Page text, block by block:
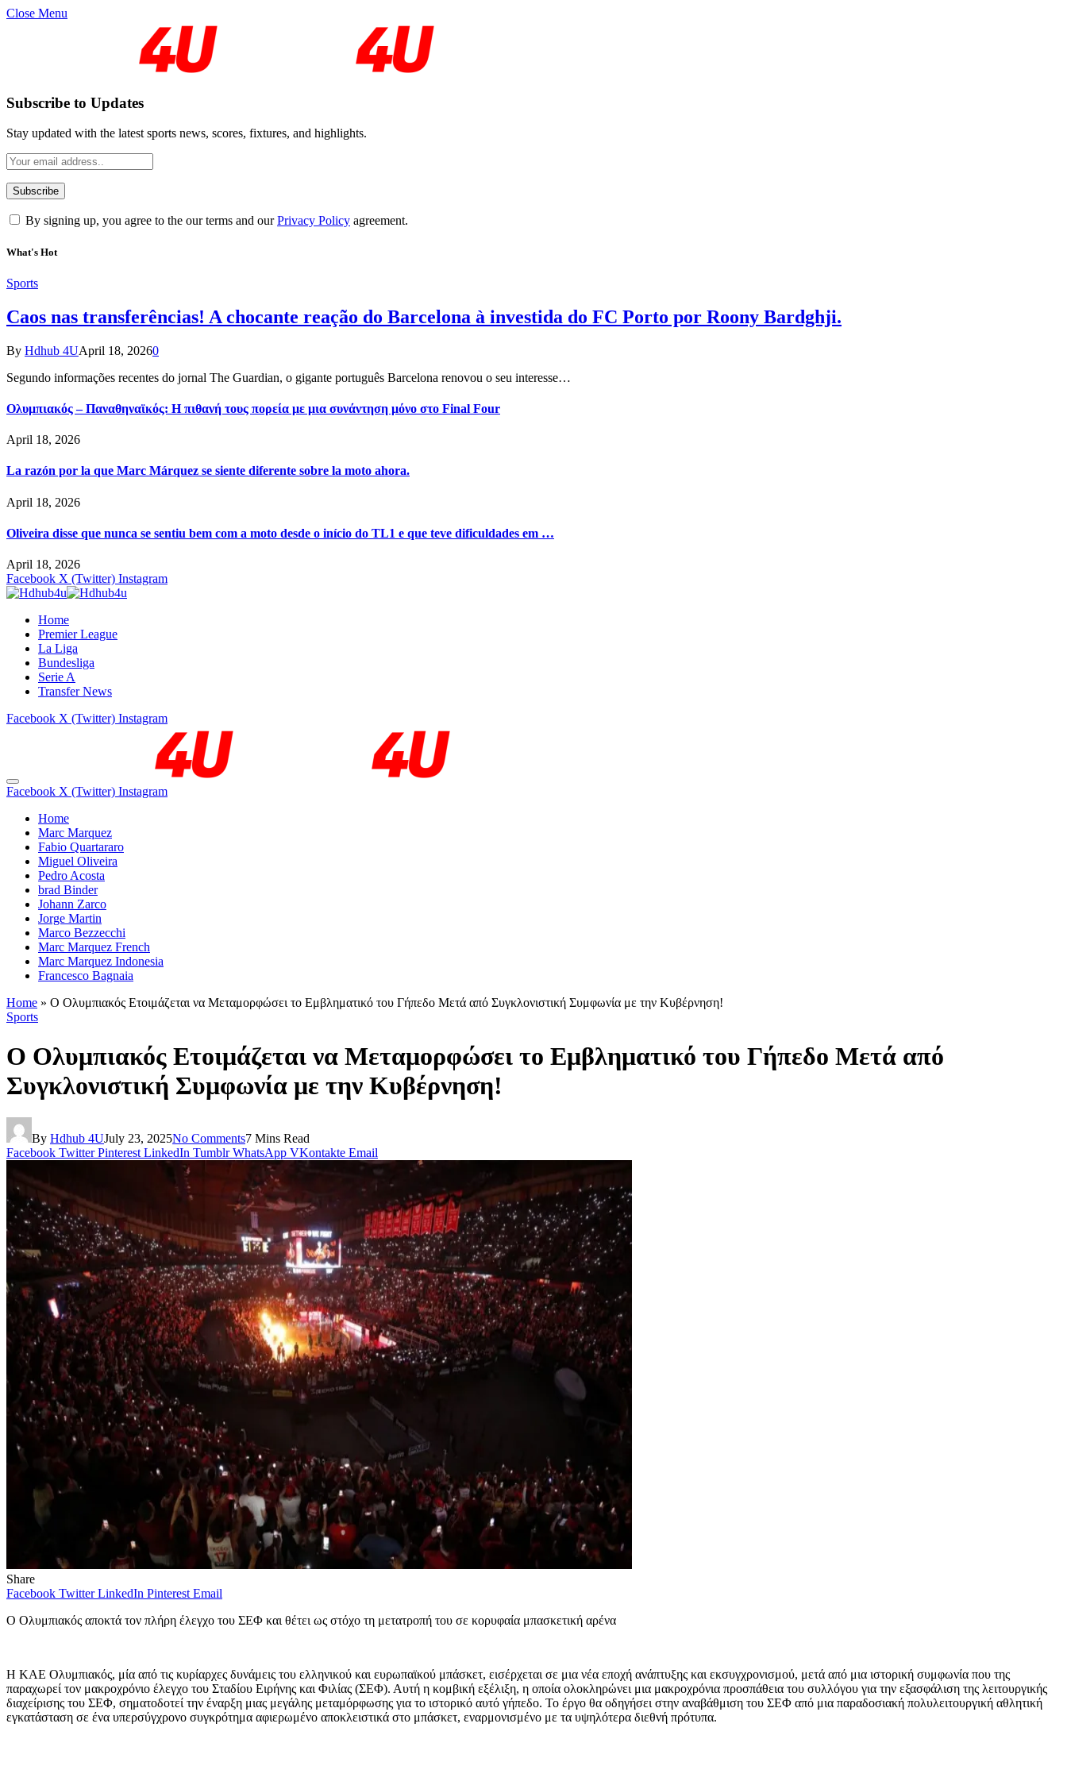
Close Menu
Subscribe to Updates
Stay updated with the latest sports news, scores, fixtures, and highlights.
By signing up, you agree to the our terms and ourPrivacy Policy agreement.
What's Hot
Sports
Caos nas transferências! A chocante reação do Barcelona à investida do FC Porto por Roony Bardghji.
By Hdhub 4UApril 18, 20260
Segundo informações recentes do jornal The Guardian, o gigante português Barcelona renovou o seu interesse…
Ολυμπιακός – Παναθηναϊκός: Η πιθανή τους πορεία με μια συνάντηση μόνο στο Final Four
April 18, 2026
La razón por la que Marc Márquez se siente diferente sobre la moto ahora.
April 18, 2026
Oliveira disse que nunca se sentiu bem com a moto desde o início do TL1 e que teve dificuldades em …
April 18, 2026
Facebook X (Twitter) Instagram
Home
Premier League
La Liga
Bundesliga
Serie A
Transfer News
Facebook X (Twitter) Instagram
Facebook X (Twitter) Instagram
Home
Marc Marquez
Fabio Quartararo
Miguel Oliveira
Pedro Acosta
brad Binder
Johann Zarco
Jorge Martin
Marco Bezzecchi
Marc Marquez French
Marc Marquez Indonesia
Francesco Bagnaia
Home » Ο Ολυμπιακός Ετοιμάζεται να Μεταμορφώσει το Εμβληματικό του Γήπεδο Μετά από Συγκλονιστική Συμφωνία με την Κυβέρνηση!
Sports
Ο Ολυμπιακός Ετοιμάζεται να Μεταμορφώσει το Εμβληματικό του Γήπεδο Μετά από
Συγκλονιστική Συμφωνία με την Κυβέρνηση!
By Hdhub 4UJuly 23, 2025No Comments7 Mins Read
Facebook Twitter Pinterest LinkedIn Tumblr WhatsApp VKontakte Email
Share
Facebook Twitter LinkedIn Pinterest Email
Ο Ολυμπιακός αποκτά τον πλήρη έλεγχο του ΣΕΦ και θέτει ως στόχο τη μετατροπή του σε κορυφαία μπασκετική αρένα
Η ΚΑΕ Ολυμπιακός, μία από τις κυρίαρχες δυνάμεις του ελληνικού και ευρωπαϊκού μπάσκετ, εισέρχεται σε μια νέα εποχή ανάπτυξης και εκσυγχρονισμού, μετά από μια ιστορική συμφωνία που της
παραχωρεί τον μακροχρόνιο έλεγχο του Σταδίου Ειρήνης και Φιλίας (ΣΕΦ). Αυτή η κομβική εξέλιξη, η οποία ολοκληρώνει μια μακροχρόνια προσπάθεια του συλλόγου για την εξασφάλιση της λειτουργικής
διαχείρισης του ΣΕΦ, σηματοδοτεί την έναρξη μιας μεγάλης μεταμόρφωσης για το ιστορικό αυτό γήπεδο. Το έργο θα οδηγήσει στην αναβάθμιση του ΣΕΦ από μια παραδοσιακή πολυλειτουργική αθλητική
εγκατάσταση σε ένα υπερσύγχρονο συγκρότημα αφιερωμένο αποκλειστικά στο μπάσκετ, εναρμονισμένο με τα υψηλότερα διεθνή πρότυπα.